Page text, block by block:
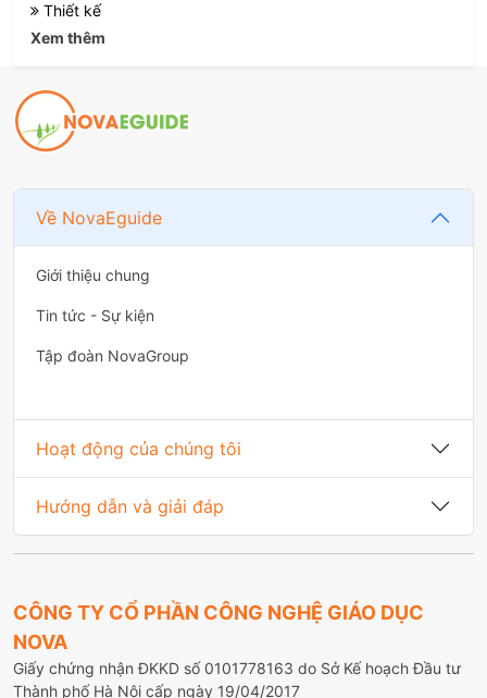
Thiết kế
Xem thêm
Về NovaEguide
Giới thiệu chung
Tin tức - Sự kiện
Tập đoàn NovaGroup
Hoạt động của chúng tôi
Hướng dẫn và giải đáp
CÔNG TY CỔ PHẦN CÔNG NGHỆ GIÁO DỤC
NOVA
Giấy chứng nhận ĐKKD số 0101778163 do Sở Kế hoạch Đầu tư
Thành phố Hà Nội cấp ngày 19/04/2017